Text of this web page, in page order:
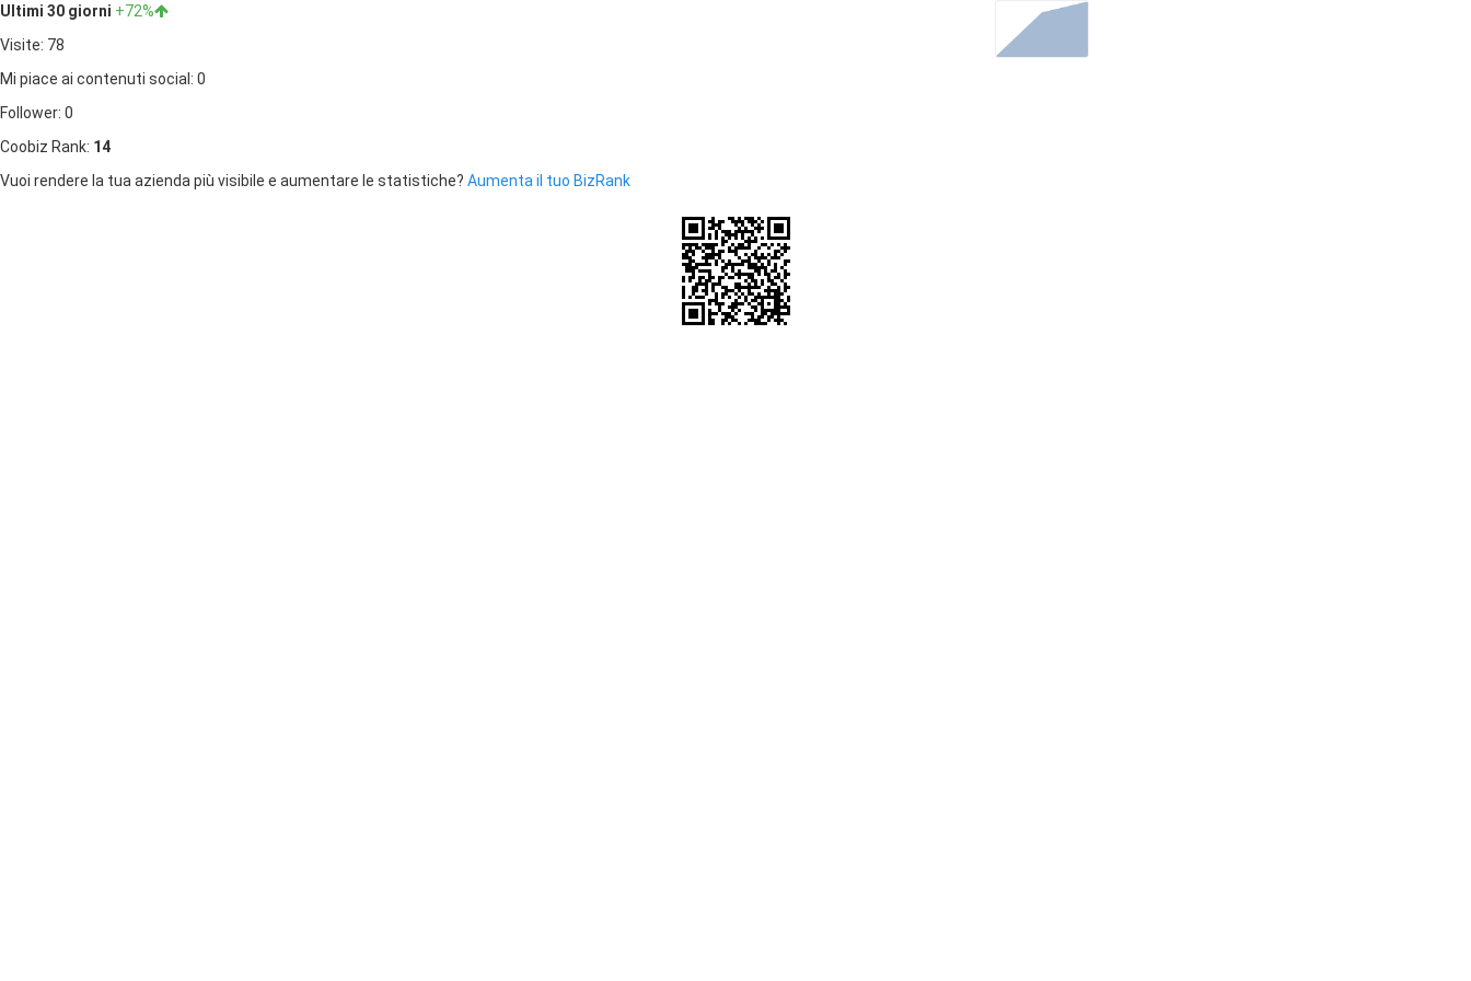
Ultimi 30 giorni +72%
Visite: 78
Mi piace ai contenuti social: 0
Follower: 0
Coobiz Rank: 14
Vuoi rendere la tua azienda più visibile e aumentare le statistiche? Aumenta il tuo BizRank